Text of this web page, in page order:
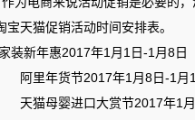
宝天猫促销活动时间安排表。
家装新年惠2017年1月1日-1月8日
阿里年货节2017年1月8日-1月
天猫母婴进口大赏节2017年1月